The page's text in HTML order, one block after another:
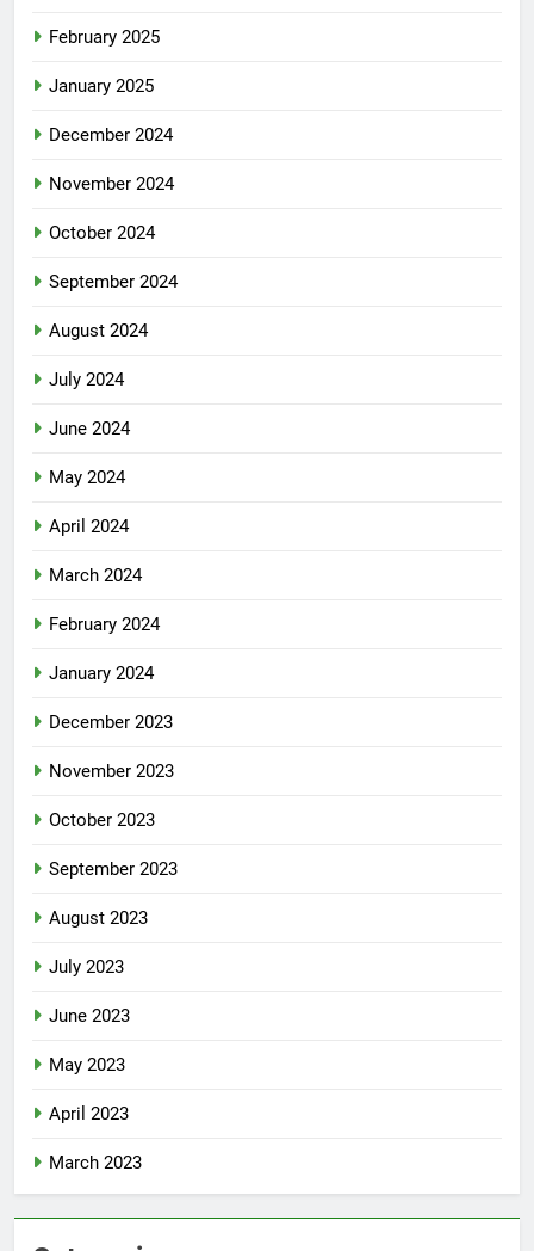
February 2025
January 2025
December 2024
November 2024
October 2024
September 2024
August 2024
July 2024
June 2024
May 2024
April 2024
March 2024
February 2024
January 2024
December 2023
November 2023
October 2023
September 2023
August 2023
July 2023
June 2023
May 2023
April 2023
March 2023